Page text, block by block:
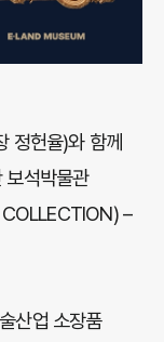
정헌율)와 함께
석박물관
–
산업 소장품